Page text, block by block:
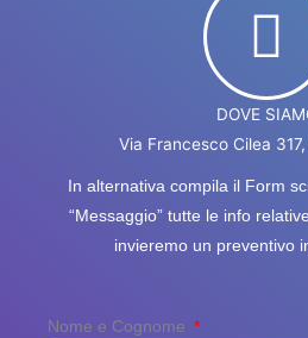
DOVE
Via Francesco Cilea
In alternativa compila il Form
“Messaggio” tutte le info
invieremo un preventivo
Nome e Cognome